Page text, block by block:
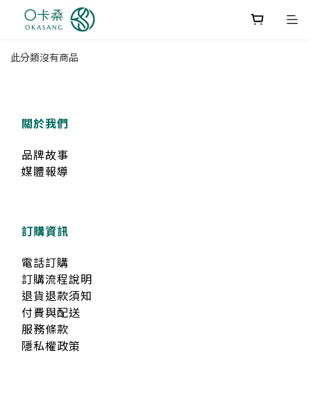
此分類沒有商品
關於我們
品牌故事
媒體報導
訂購資訊
電話訂購
訂購流程說明
退貨退款須知
付費與配送
服務條款
隱私權政策